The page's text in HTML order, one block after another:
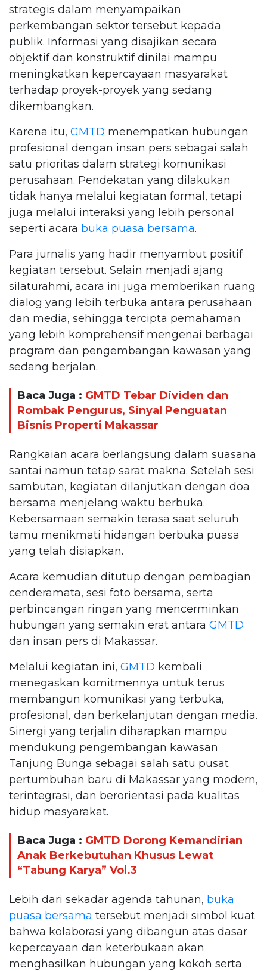
strategis dalam menyampaikan
perkembangan sektor tersebut kepada
publik. Informasi yang disajikan secara
objektif dan konstruktif dinilai mampu
meningkatkan kepercayaan masyarakat
terhadap proyek-proyek yang sedang
dikembangkan.
Karena itu, GMTD menempatkan hubungan
profesional dengan insan pers sebagai salah
satu prioritas dalam strategi komunikasi
perusahaan. Pendekatan yang dilakukan
tidak hanya melalui kegiatan formal, tetapi
juga melalui interaksi yang lebih personal
seperti acara buka puasa bersama.
Para jurnalis yang hadir menyambut positif
kegiatan tersebut. Selain menjadi ajang
silaturahmi, acara ini juga memberikan ruang
dialog yang lebih terbuka antara perusahaan
dan media, sehingga tercipta pemahaman
yang lebih komprehensif mengenai berbagai
program dan pengembangan kawasan yang
sedang berjalan.
Baca Juga : GMTD Tebar Dividen dan
Rombak Pengurus, Sinyal Penguatan
Bisnis Properti Makassar
Rangkaian acara berlangsung dalam suasana
santai namun tetap sarat makna. Setelah sesi
sambutan, kegiatan dilanjutkan dengan doa
bersama menjelang waktu berbuka.
Kebersamaan semakin terasa saat seluruh
tamu menikmati hidangan berbuka puasa
yang telah disiapkan.
Acara kemudian ditutup dengan pembagian
cenderamata, sesi foto bersama, serta
perbincangan ringan yang mencerminkan
hubungan yang semakin erat antara GMTD
dan insan pers di Makassar.
Melalui kegiatan ini, GMTD kembali
menegaskan komitmennya untuk terus
membangun komunikasi yang terbuka,
profesional, dan berkelanjutan dengan media.
Sinergi yang terjalin diharapkan mampu
mendukung pengembangan kawasan
Tanjung Bunga sebagai salah satu pusat
pertumbuhan baru di Makassar yang modern,
terintegrasi, dan berorientasi pada kualitas
hidup masyarakat.
Baca Juga : GMTD Dorong Kemandirian
Anak Berkebutuhan Khusus Lewat
“Tabung Karya” Vol.3
Lebih dari sekadar agenda tahunan, buka
puasa bersama tersebut menjadi simbol kuat
bahwa kolaborasi yang dibangun atas dasar
kepercayaan dan keterbukaan akan
menghasilkan hubungan yang kokoh serta